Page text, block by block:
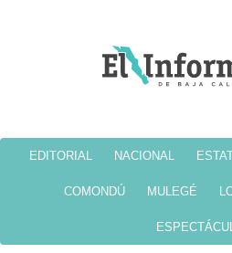
EDITORIAL NACIONAL
COMONDÚ MULEGÉ